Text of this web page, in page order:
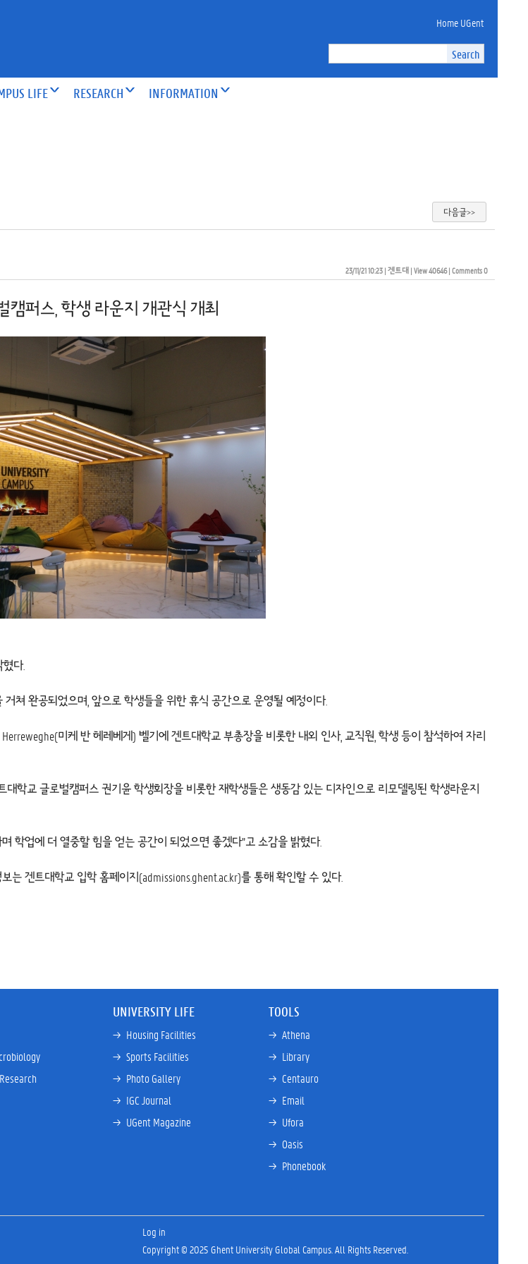
Home UGent
LIFE RESEARCH INFORMATION
다음글>>
23/11/21 10:23| 겐트대| View 40646| Comments 0
캠퍼스, 학생 라운지 개관식 개최
다.
쳐 완공되었으며, 앞으로 학생들을 위한 휴식 공간으로 운영될 예정이다.
미케 반 헤레베게) 벨기에 겐트대학교 부총장을 비롯한 내외 인사, 교직원, 학생 등이 참석하여 자리
학교 글로벌캠퍼스 권기윤 학생회장을 비롯한 재학생들은 생동감 있는 디자인으로 리모델링된 학생라운지
학업에 더 열중할 힘을 얻는 공간이 되었으면 좋겠다”고 소감을 밝혔다.
는 겐트대학교 입학 홈페이지(admissions.ghent.ac.kr)를 통해 확인할 수 있다.
UNIVERSITY LIFE
→ Housing Facilities
→ Sports Facilities
→ Photo Gallery
→ IGC Journal
→ UGent Magazine
TOOLS
→ Athena
→ Library
→ Centauro
→ Email
→ Ufora
→ Oasis
→ Phonebook
Log in
Copyright © 2025 Ghent University Global Campus. All Rights Reserved.